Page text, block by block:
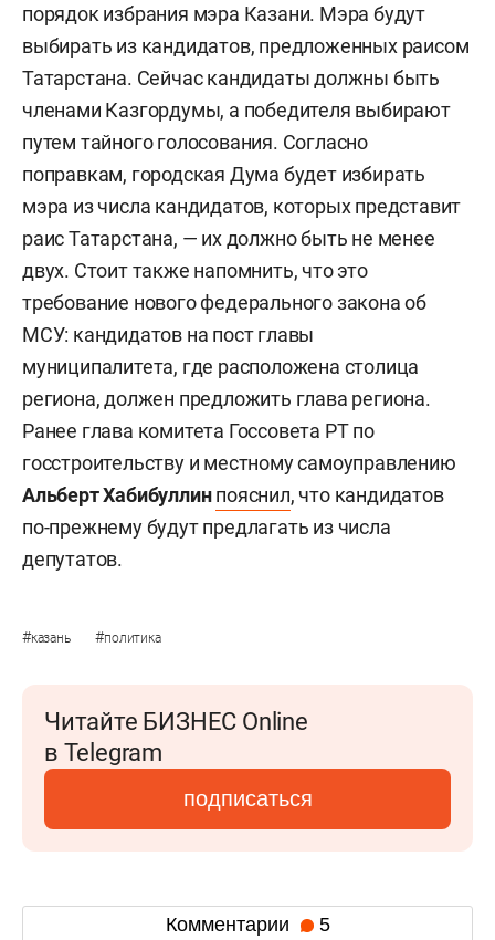
порядок избрания мэра Казани. Мэра будут
выбирать из кандидатов, предложенных раисом
Татарстана. Сейчас кандидаты должны быть
членами Казгордумы, а победителя выбирают
путем тайного голосования. Согласно
поправкам, городская Дума будет избирать
мэра из числа кандидатов, которых представит
раис Татарстана, — их должно быть не менее
двух. Стоит также напомнить, что это
требование нового федерального закона об
МСУ: кандидатов на пост главы
муниципалитета, где расположена столица
региона, должен предложить глава региона.
Ранее глава комитета Госсовета РТ по
госстроительству и местному самоуправлению
Альберт Хабибуллин пояснил, что кандидатов
по-прежнему будут предлагать из числа
депутатов.
#казань #политика
Читайте БИЗНЕС Online
в Telegram
подписаться
Комментарии 5